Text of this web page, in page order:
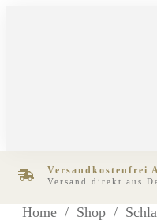
Versandkostenfrei
Versand direkt aus
Home / Shop /